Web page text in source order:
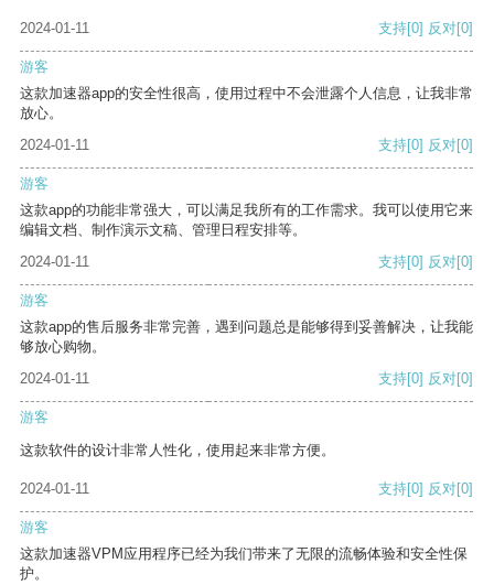
2024-01-11 支持[0] 反对[0]
游客
这款加速器app的安全性很高，使用过程中不会泄露个人信息，让我非常
放心。
2024-01-11
支持[0] 反对[0]
游客
这款app的功能非常强大，可以满足我所有的工作需求。我可以使用它来
编辑文档、制作演示文稿、管理日程安排等。
2024-01-11
支持[0] 反对[0]
游客
这款app的售后服务非常完善，遇到问题总是能够得到妥善解决，让我能
够放心购物。
2024-01-11
支持[0] 反对[0]
游客
这款软件的设计非常人性化，使用起来非常方便。
2024-01-11 支持[0] 反对[0]
游客
这款加速器VPM应用程序已经为我们带来了无限的流畅体验和安全性保
护。